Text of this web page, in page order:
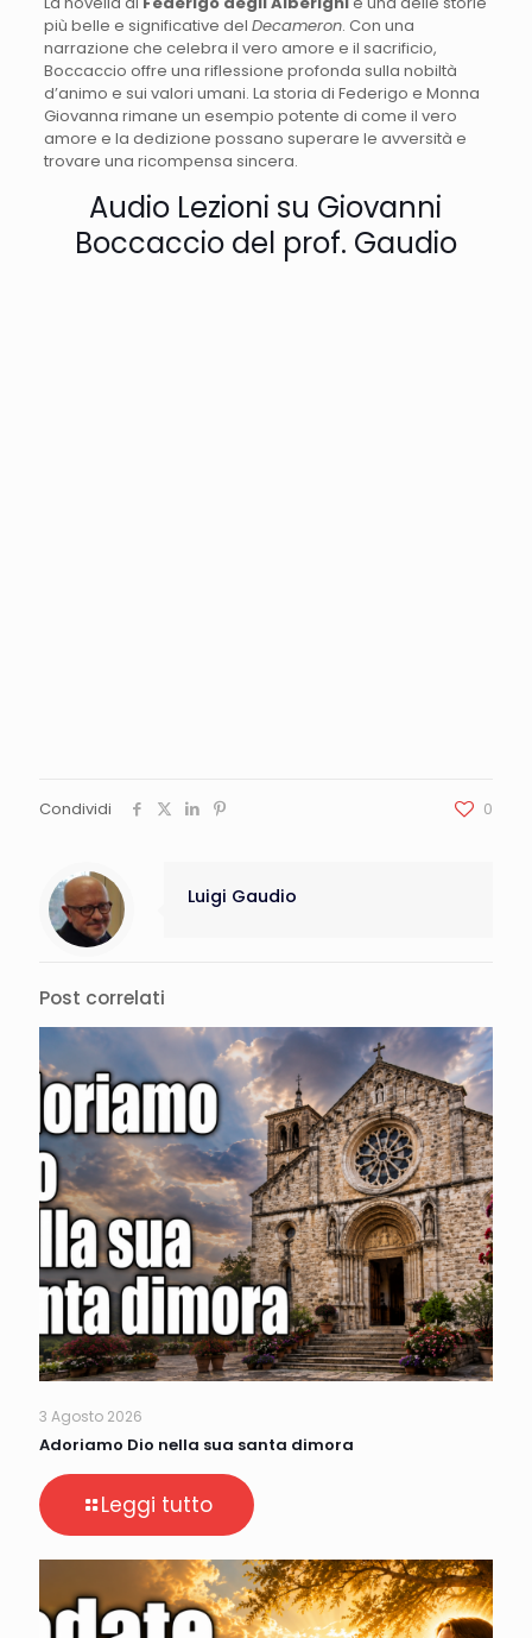
più belle e significative del Decameron. Con una
narrazione che celebra il vero amore e il sacrificio,
Boccaccio offre una riflessione profonda sulla nobiltà
d’animo e sui valori umani. La storia di Federigo e Monna
Giovanna rimane un esempio potente di come il vero
amore e la dedizione possano superare le avversità e
trovare una ricompensa sincera.
Audio Lezioni su Giovanni
Boccaccio del prof. Gaudio
Condividi 0
Luigi Gaudio
Post correlati
3 Agosto 2026
Adoriamo Dio nella sua santa dimora
Leggi tutto